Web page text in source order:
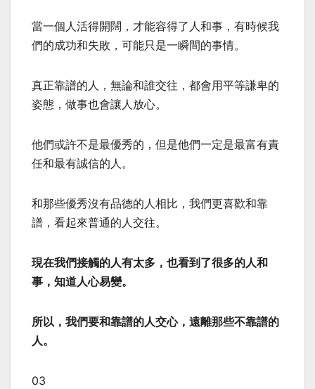
當一個人活得開闊，才能容得了人和事，有時候我
們的成功和失敗，可能只是一瞬間的事情。
真正靠譜的人，無論和誰交往，都會用平等謙卑的
姿態，做事也會讓人放心。
他們或許不是最優秀的，但是他們一定是最富有責
任和最有誠信的人。
和那些優秀沒有品德的人相比，我們更喜歡和靠
譜，看起來普通的人交往。
現在我們接觸的人有太多，也看到了很多的人和
事，知道人心易變。
所以，我們要和靠譜的人交心，遠離那些不靠譜的
人。
03